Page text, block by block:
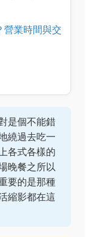
營業時間與交
是個不能錯
繞過去吃一
各式各樣的
晚餐之所以
要的是那種
縮影都在這